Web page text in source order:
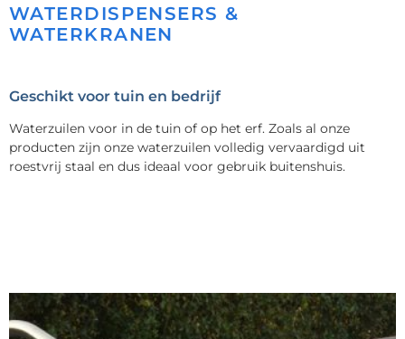
WATERDISPENSERS &
WATERKRANEN
Geschikt voor tuin en bedrijf
Waterzuilen voor in de tuin of op het erf. Zoals al onze
producten zijn onze waterzuilen volledig vervaardigd uit
roestvrij staal en dus ideaal voor gebruik buitenshuis.